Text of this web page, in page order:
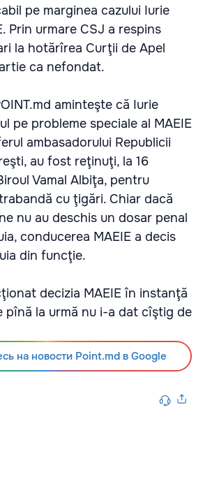
pe marginea cazului Iurie
Prin urmare CSJ a respins
la hotărîrea Curţii de Apel
ca nefondat.
aminteşte că Iurie
pe probleme speciale al MAEIE
ambasadorului Republicii
au fost reţinuţi, la 16
Vamal Albiţa, pentru
cu ţigări. Chiar dacă
nu au deschis un dosar penal
conducerea MAEIE a decis
din funcţie.
decizia MAEIE în instanţă
pînă la urmă nu i-a dat cîştig de
на новости Point.md в Google